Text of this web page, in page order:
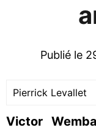
Publié le
Pierrick Levallet
Victor